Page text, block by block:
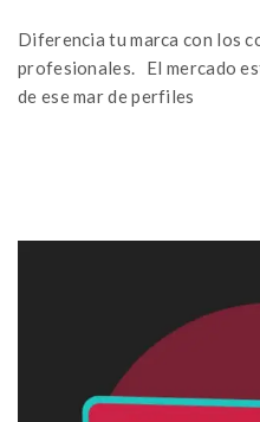
Diferencia tu marca con los
profesionales. El mercado
de ese mar de perfiles